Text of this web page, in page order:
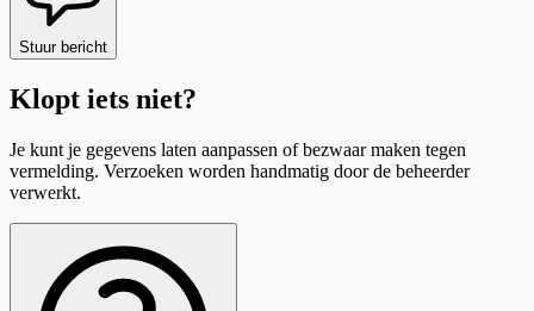
Stuur bericht
Klopt iets niet?
Je kunt je gegevens laten aanpassen of bezwaar maken tegen
vermelding. Verzoeken worden handmatig door de beheerder
verwerkt.